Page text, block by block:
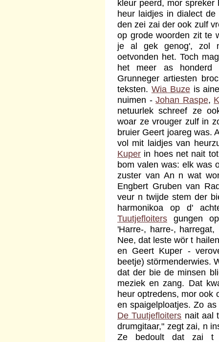
kleur peerd, mor
heur laidjes in dialect
den zei zai der ook zulf
op grode woorden zit te
je al gek genog', zol
oetvonden het. Toch
het meer as honderd
Grunneger artiesten
teksten. Wia Buzeis
nuimen -Johan Raspe,
netuurlek schreef ze
woar ze vrouger zulf in
bruier Geert joareg was.
vol mit laidjes van
Kuper in hoes net nait
bom valen was: elk was
zuster van An n wat
Engbert Gruben van
veur n twijde stem der
harmonikoa op d'
Tuutjefloiters gungen
'Harre-, harre-,
Nee, dat leste wör t
en Geert Kuper -
beetje) störmenderwies.
dat der bie de minsen
meziek en zang. Dat
heur optredens, mor ook
en spaigelploatjes. Zo
De Tuutjefloiters nait aal
drumgitaar," zegt zai, n
Ze bedoult dat zai t